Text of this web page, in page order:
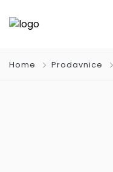
Home Prodavnice